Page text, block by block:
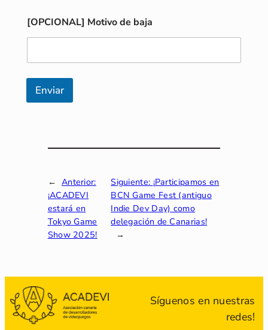
e
c
t
ó
n
c
[OPCIONAL] Motivo de baja
Enviar
← Anterior:
¡ACADEVI
estará en
Tokyo Game
Show 2025!
Siguiente: ¡Participamos en
BCN Game Fest (antiguo
Indie Dev Day) como
delegación de Canarias!
→
Síguenos en nuestras
redes!